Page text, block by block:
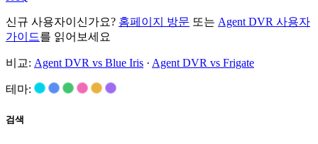
신규 사용자이신가요? 홈페이지 방문 또는 Agent DVR 사용자
가이드를 읽어보세요
비교: Agent DVR vs Blue Iris · Agent DVR vs Frigate
테마:
검색